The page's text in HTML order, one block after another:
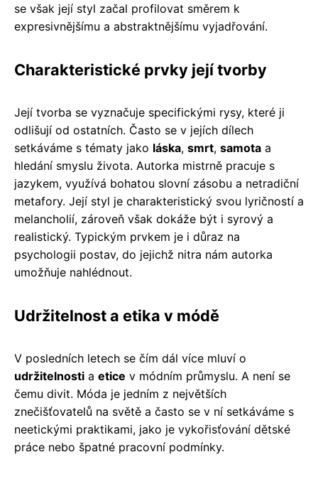
se však její styl začal profilovat směrem k
expresivnějšímu a abstraktnějšímu vyjadřování.
Charakteristické prvky její tvorby
Její tvorba se vyznačuje specifickými rysy, které ji
odlišují od ostatních. Často se v jejích dílech
setkáváme s tématy jako láska, smrt, samota a
hledání smyslu života. Autorka mistrně pracuje s
jazykem, využívá bohatou slovní zásobu a netradiční
metafory. Její styl je charakteristický svou lyričností a
melancholií, zároveň však dokáže být i syrový a
realistický. Typickým prvkem je i důraz na
psychologii postav, do jejichž nitra nám autorka
umožňuje nahlédnout.
Udržitelnost a etika v módě
V posledních letech se čím dál více mluví o
udržitelnosti a etice v módním průmyslu. A není se
čemu divit. Móda je jedním z největších
znečišťovatelů na světě a často se v ní setkáváme s
neetickými praktikami, jako je vykořisťování dětské
práce nebo špatné pracovní podmínky.